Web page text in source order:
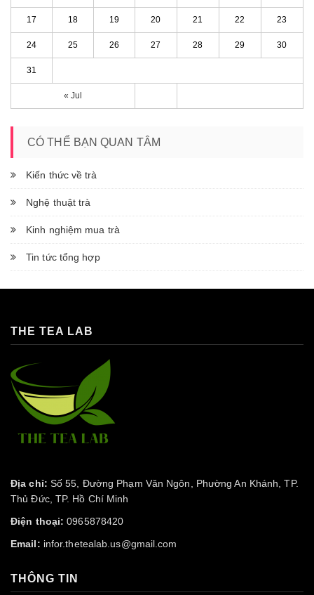
« Jul
17 18 19 20 21 22 23
24 25 26 27 28 29 30
31
CÓ THỂ BẠN QUAN TÂM
Kiến thức về trà
Nghệ thuật trà
Kinh nghiệm mua trà
Tin tức tổng hợp
THE TEA LAB
Địa chỉ: Số 55, Đường Phạm Văn Ngôn, Phường An Khánh, TP.
Thủ Đức, TP. Hồ Chí Minh
Điện thoại: 0965878420
Email: infor.thetealab.us@gmail.com
THÔNG TIN